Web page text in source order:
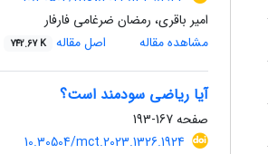
امیر باقری، رمضان ضرغامی فارفار
مشاهده مقاله
اصل مقاله 742.67 K
آیا ریاضی سودمند است؟
صفحه167-193
10.30504/mct.2023.1326.1924